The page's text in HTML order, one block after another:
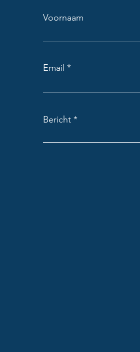
Voornaam
Email
Bericht